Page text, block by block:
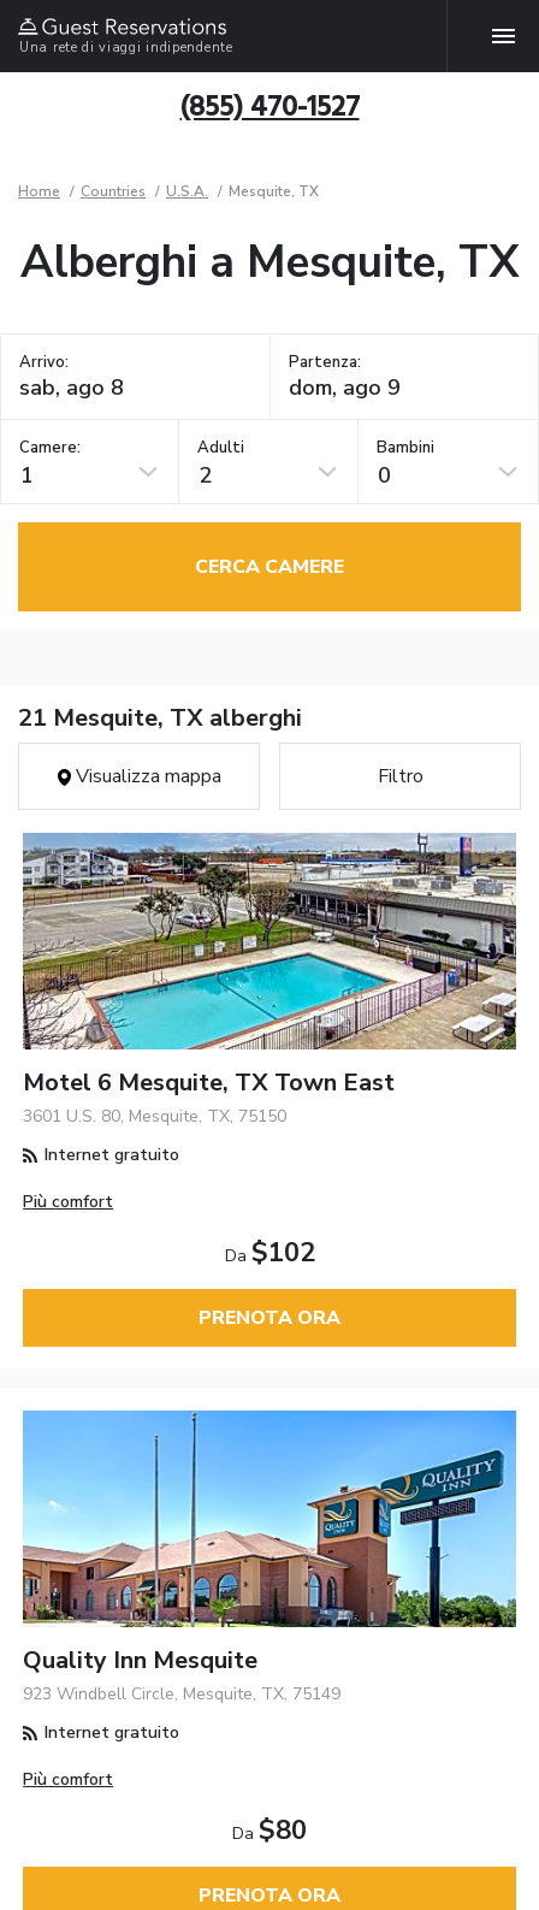
Una rete di viaggi indipendente
(855) 470-1527
Home Countries U.S.A. Mesquite, TX
Alberghi a Mesquite, TX
Arrivo: Partenza:
Camere:
1
Adulti
2
Bambini
0
CERCA CAMERE
21 Mesquite, TX alberghi
Visualizza mappa Filtro
Motel 6 Mesquite, TX Town East
3601 U.S. 80, Mesquite, TX, 75150
Internet gratuito
Più comfort
Da $102
PRENOTA ORA
Quality Inn Mesquite
923 Windbell Circle, Mesquite, TX, 75149
Internet gratuito
Più comfort
Da $80
PRENOTA ORA